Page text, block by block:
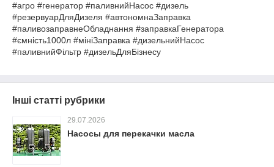
#агро #генератор #паливнийНасос #дизель
#резервуарДляДизеля #автономнаЗаправка
#паливозаправнеОбладнання #заправкаГенератора
#ємність1000л #мініЗаправка #дизельнийНасос
#паливнийФільтр #дизельДляБізнесу
Інші статті рубрики
29.07.2026
Насосы для перекачки масла